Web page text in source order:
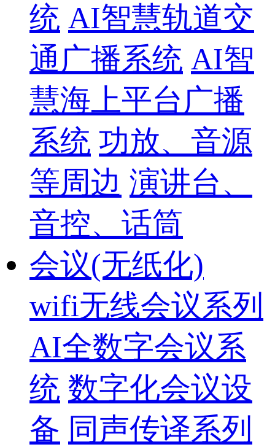
统 AI智慧轨道交
通广播系统 AI智
慧海上平台广播
系统 功放、音源
等周边 演讲台、
音控、话筒
会议(无纸化)
wifi无线会议系列
AI全数字会议系
统 数字化会议设
备 同声传译系列